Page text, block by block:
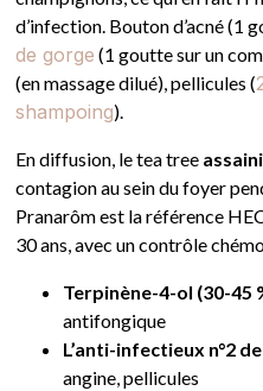
d’infection. Bouton d’acné (1
de gorge (1 goutte sur un
(en massage dilué), pellicules (
shampoing).
En diffusion, le tea tree
contagion au sein du foyer
Pranarôm est la référence
30 ans, avec un contrôle
Terpinène-4-ol (30-45
antifongique
L’anti-infectieux n°2
angine, pellicules